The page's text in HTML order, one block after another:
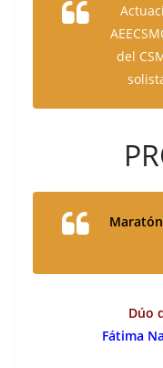
del
Dúo
Fátima